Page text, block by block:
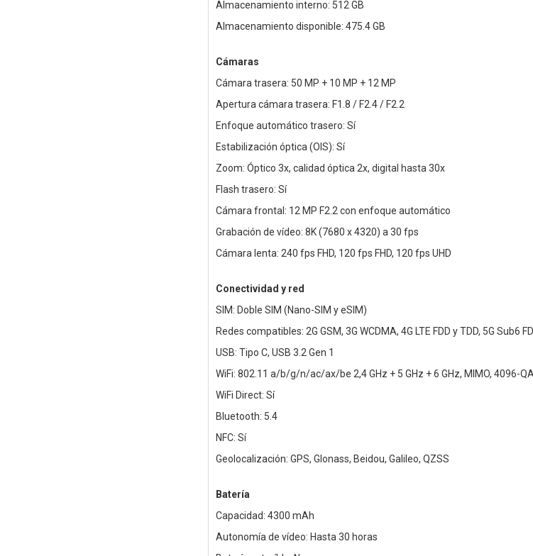
Almacenamiento interno: 512 GB
Almacenamiento disponible: 475.4 GB
Cámaras
Cámara trasera: 50 MP + 10 MP + 12 MP
Apertura cámara trasera: F1.8 / F2.4 / F2.2
Enfoque automático trasero: Sí
Estabilización óptica (OIS): Sí
Zoom: Óptico 3x, calidad óptica 2x, digital hasta 30x
Flash trasero: Sí
Cámara frontal: 12 MP F2.2 con enfoque automático
Grabación de vídeo: 8K (7680 x 4320) a 30 fps
Cámara lenta: 240 fps FHD, 120 fps FHD, 120 fps UHD
Conectividad y red
SIM: Doble SIM (Nano-SIM y eSIM)
Redes compatibles: 2G GSM, 3G WCDMA, 4G LTE FDD y TDD, 5G Sub6
USB: Tipo C, USB 3.2 Gen 1
WiFi: 802.11 a/b/g/n/ac/ax/be 2,4 GHz + 5 GHz + 6 GHz, MIMO, 4096-
WiFi Direct: Sí
Bluetooth: 5.4
NFC: Sí
Geolocalización: GPS, Glonass, Beidou, Galileo, QZSS
Batería
Capacidad: 4300 mAh
Autonomía de vídeo: Hasta 30 horas